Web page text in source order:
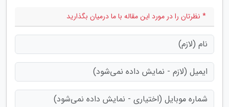
* نظرتان را در مورد این مقاله با ما درمیان بگذارید